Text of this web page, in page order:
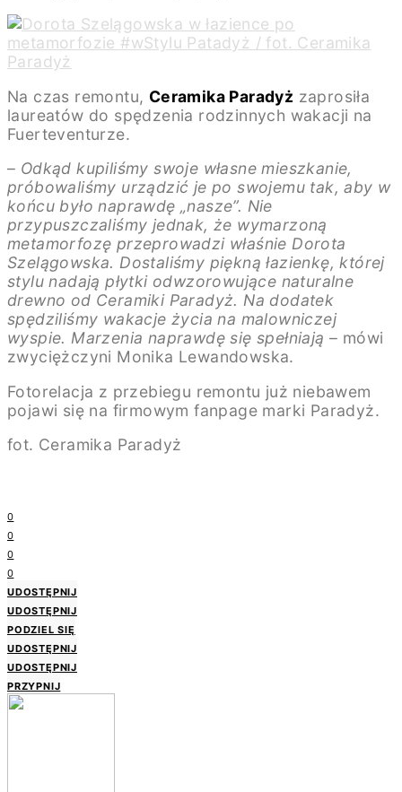
Na czas remontu, Ceramika Paradyż zaprosiła
laureatów do spędzenia rodzinnych wakacji na
Fuerteventurze.
– Odkąd kupiliśmy swoje własne mieszkanie,
próbowaliśmy urządzić je po swojemu tak, aby w
końcu było naprawdę „nasze”. Nie
przypuszczaliśmy jednak, że wymarzoną
metamorfozę przeprowadzi właśnie Dorota
Szelągowska. Dostaliśmy piękną łazienkę, której
stylu nadają płytki odwzorowujące naturalne
drewno od Ceramiki Paradyż. Na dodatek
spędziliśmy wakacje życia na malowniczej
wyspie. Marzenia naprawdę się spełniają – mówi
zwyciężczyni Monika Lewandowska.
Fotorelacja z przebiegu remontu już niebawem
pojawi się na firmowym fanpage marki Paradyż.
fot. Ceramika Paradyż
0
0
0
0
UDOSTĘPNIJ
UDOSTĘPNIJ
PODZIEL SIĘ
UDOSTĘPNIJ
UDOSTĘPNIJ
PRZYPNIJ